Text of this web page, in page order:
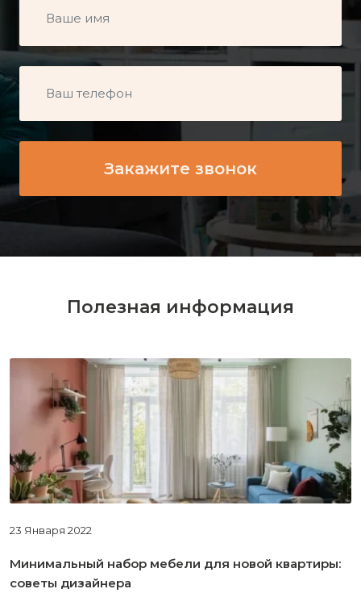
Полезная информация
23 Января 2022
Минимальный набор мебели для новой квартиры:
советы дизайнера